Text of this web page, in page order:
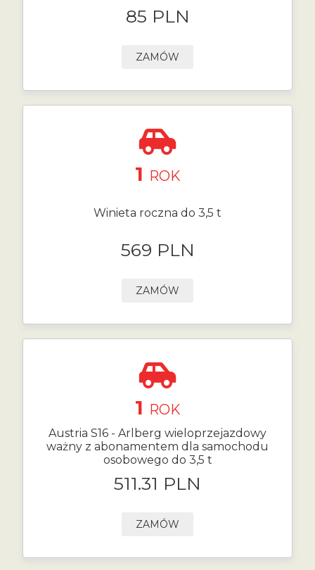
85 PLN
ZAMÓW
1 ROK
Winieta roczna do 3,5 t
569 PLN
ZAMÓW
1 ROK
Austria S16 - Arlberg wieloprzejazdowy
ważny z abonamentem dla samochodu
osobowego do 3,5 t
511.31 PLN
ZAMÓW